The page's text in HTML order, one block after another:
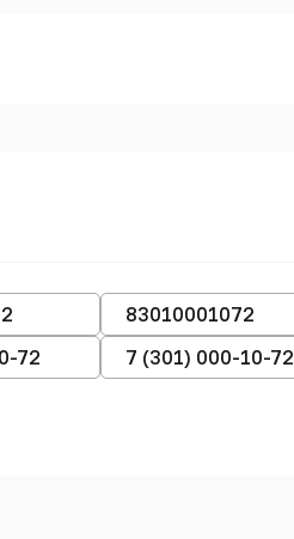
83010001072
72
7 (301) 000-10-72